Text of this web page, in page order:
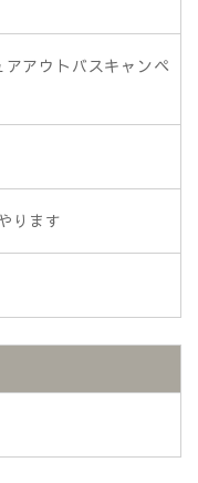
アウトバスキャンペ
ります